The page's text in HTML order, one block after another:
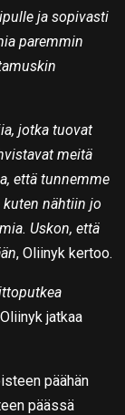
ja sopivasti
paremmin
jotka tuovat
meitä
että tunnemme
nähtiin jo
Uskon, että
, Oliinyk kertoo.
Oliinyk jatkaa
päähän
päässä